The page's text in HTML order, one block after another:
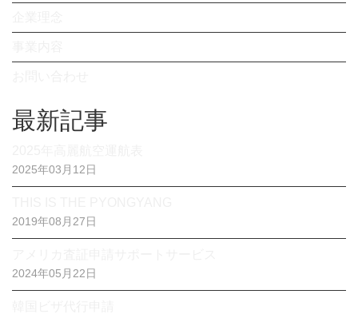
最新記事
2025年03月12日
2019年08月27日
2024年05月22日